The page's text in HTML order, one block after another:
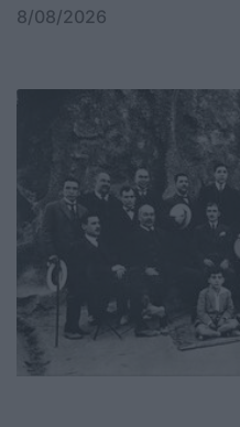
8/08/2026